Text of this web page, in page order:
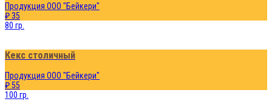
Продукция ООО "Бейкери"
₽ 35
80 гр.
Кекс столичный
Продукция ООО "Бейкери"
₽ 55
100 гр.